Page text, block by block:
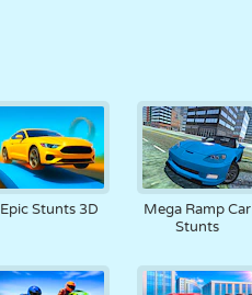
Epic Stunts 3D
Mega Ramp Car
Stunts